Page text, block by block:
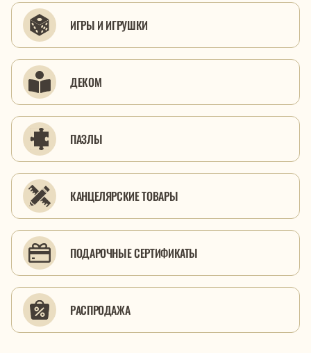
ИГРЫ И ИГРУШКИ
ДЕКОМ
ПАЗЛЫ
КАНЦЕЛЯРСКИЕ ТОВАРЫ
ПОДАРОЧНЫЕ СЕРТИФИКАТЫ
PАСПРОДАЖА